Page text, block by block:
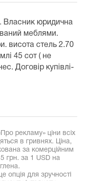
Власник юридична
меблями.
висота стель 2.70
45 сот ( не
Договір купівлі-
рекламу» ціни всіх
в гривнях. Ціна,
за комерційним
грн. за 1 USD на
опція для зручності